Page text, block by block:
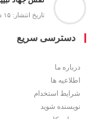
تاریخ انتشار: ۱۵ دی ۱۴۰۴
دسترسی سریع
درباره ما
اطلاعیه ها
شرایط استخدام
نویسنده شوید